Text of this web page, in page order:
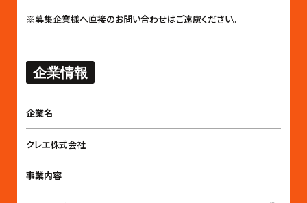
※募集企業様へ直接のお問い合わせはご遠慮ください。
企業情報
企業名
クレエ株式会社
事業内容